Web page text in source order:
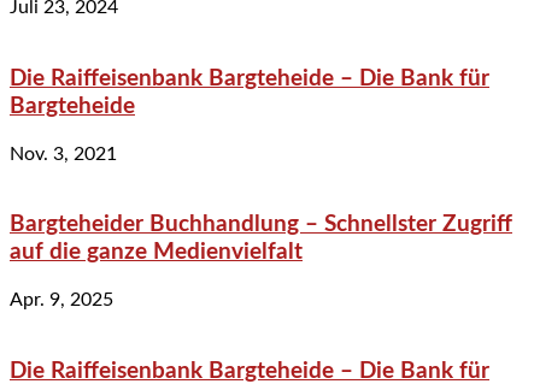
Juli 23, 2024
Die Raiffeisenbank Bargteheide – Die Bank für
Bargteheide
Nov. 3, 2021
Bargteheider Buchhandlung – Schnellster Zugriff
auf die ganze Medienvielfalt
Apr. 9, 2025
Die Raiffeisenbank Bargteheide – Die Bank für